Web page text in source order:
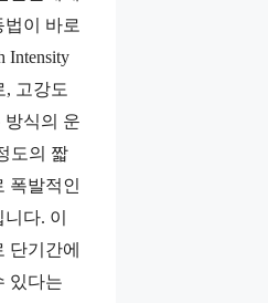
이 바로
Intensity
, 고강도
방식의 운
도의 짧
폭발적인
다. 이
단기간에
있다는